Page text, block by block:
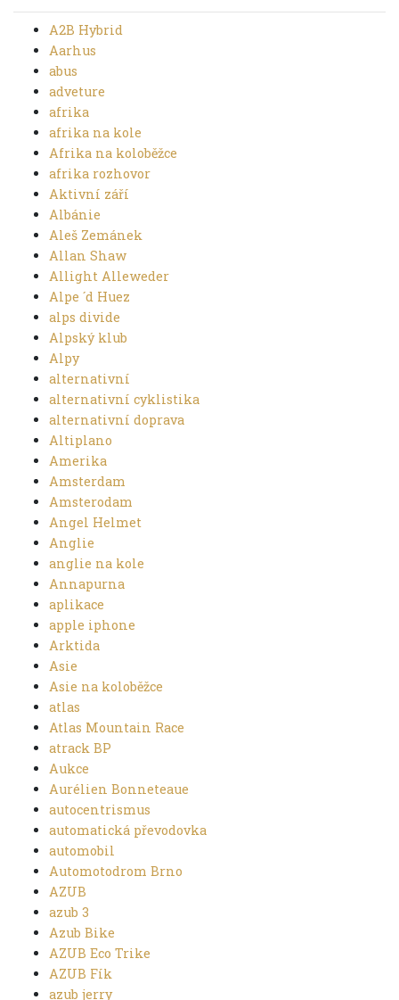
A2B Hybrid
Aarhus
abus
adveture
afrika
afrika na kole
Afrika na koloběžce
afrika rozhovor
Aktivní září
Albánie
Aleš Zemánek
Allan Shaw
Allight Alleweder
Alpe ´d Huez
alps divide
Alpský klub
Alpy
alternativní
alternativní cyklistika
alternativní doprava
Altiplano
Amerika
Amsterdam
Amsterodam
Angel Helmet
Anglie
anglie na kole
Annapurna
aplikace
apple iphone
Arktida
Asie
Asie na koloběžce
atlas
Atlas Mountain Race
atrack BP
Aukce
Aurélien Bonneteaue
autocentrismus
automatická převodovka
automobil
Automotodrom Brno
AZUB
azub 3
Azub Bike
AZUB Eco Trike
AZUB Fík
azub jerry